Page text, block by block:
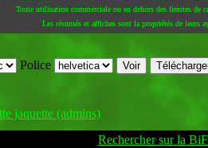
Toute utilisation commerciale ou en dehors des limites de
Les résumés et affiches sont la propriétés de leurs
Police
jaquette (admins)
Rechercher sur la